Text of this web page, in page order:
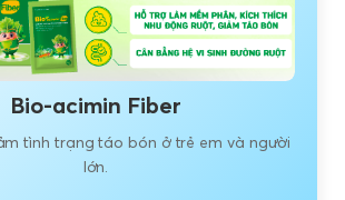
Bio-acimin Fiber
tình trạng táo bón ở trẻ em và người
lớn.